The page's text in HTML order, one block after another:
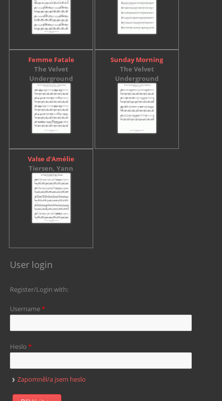
Femme Fatale
The Velvet
Underground
Sunday Morning
The Velvet
Underground
Valse d'Amélie
Tiersen, Yann
User login
Register/Login with:
Username*
Heslo *
Zapomněl/a jsem heslo